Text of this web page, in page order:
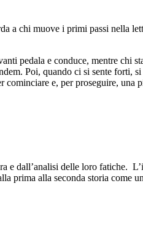
a chi muove i primi passi nella
pedala e conduce, mentre chi
Poi, quando ci si sente forti,
e, per proseguire, una
dall’analisi delle loro fatiche.
prima alla seconda storia come